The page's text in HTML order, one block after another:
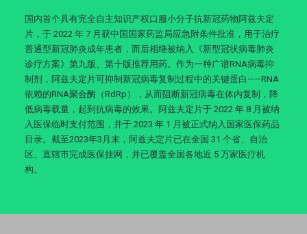
国内首个具有完全自主知识产权口服小分子抗新冠药物阿兹夫定
片，于 2022 年 7 月获中国国家药监局应急附条件批准，用于治疗
普通型新冠肺炎成年患者，而后相继被纳入《新型冠状病毒肺炎
诊疗方案》第九版、第十版推荐用药。作为一种广谱RNA病毒抑
制剂，阿兹夫定片可抑制新冠病毒复制过程中的关键蛋白——RNA
依赖的RNA聚合酶（RdRp），从而阻断新冠病毒在体内复制，降
低病毒载量，起到抗病毒的效果。阿兹夫定片于 2022 年 8 月被纳
入医保临时支付范围，并于 2023 年 1 月被正式纳入国家医保药品
目录。截至2023年3月末，阿兹夫定片已在全国 31 个省、自治
区、直辖市完成医保挂网，并已覆盖全国各地近 5 万家医疗机
构。